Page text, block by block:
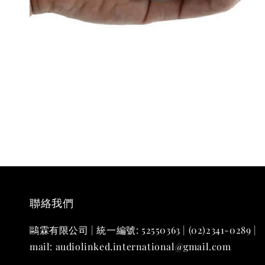
聯絡我們
鷗霖有限公司 | 統一編號: 52550363 | (02)2341-0289 |
mail: audiolinked.international@gmail.com